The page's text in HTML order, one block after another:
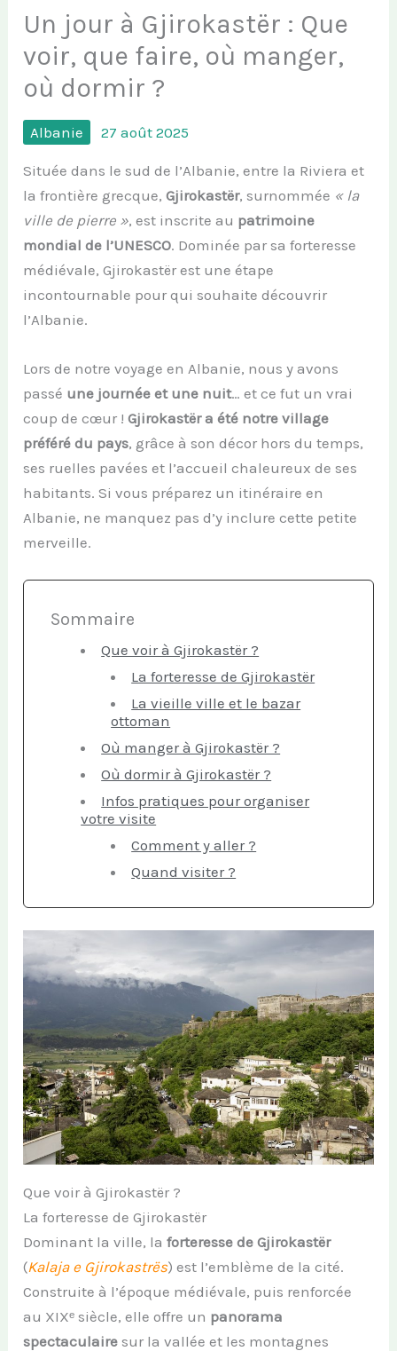
Un jour à Gjirokastër : Que
voir, que faire, où manger,
où dormir ?
Albanie 27 août 2025
Située dans le sud de l’Albanie, entre la Riviera et
la frontière grecque,Gjirokastër, surnommée « la
ville de pierre », est inscrite au patrimoine
mondial de l’UNESCO. Dominée par sa forteresse
médiévale, Gjirokastër est une étape
incontournable pour qui souhaite découvrir
l’Albanie.
Lors de notre voyage en Albanie, nous y avons
passé une journée et une nuit… et ce fut un vrai
coup de cœur !Gjirokastër a été notre village
préféré du pays, grâce à son décor hors du temps,
ses ruelles pavées et l’accueil chaleureux de ses
habitants. Si vous préparez un itinéraire en
Albanie, ne manquez pas d’y inclure cette petite
merveille.
Sommaire
Que voir à Gjirokastër ?
La forteresse de Gjirokastër
La vieille ville et le bazar
ottoman
Où manger à Gjirokastër ?
Où dormir à Gjirokastër ?
Infos pratiques pour organiser
votre visite
Comment y aller ?
Quand visiter ?
Que voir à Gjirokastër ?
La forteresse de Gjirokastër
Dominant la ville, laforteresse de Gjirokastër
(Kalaja e Gjirokastrës) est l’emblème de la cité.
Construite à l’époque médiévale, puis renforcée
au XIXᵉ siècle, elle offre un panorama
spectaculaire sur la vallée et les montagnes